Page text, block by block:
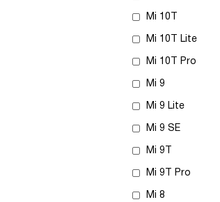
Mi 10T
Mi 10T Lite
Mi 10T Pro
Mi 9
Mi 9 Lite
Mi 9 SE
Mi 9T
Mi 9T Pro
Mi 8